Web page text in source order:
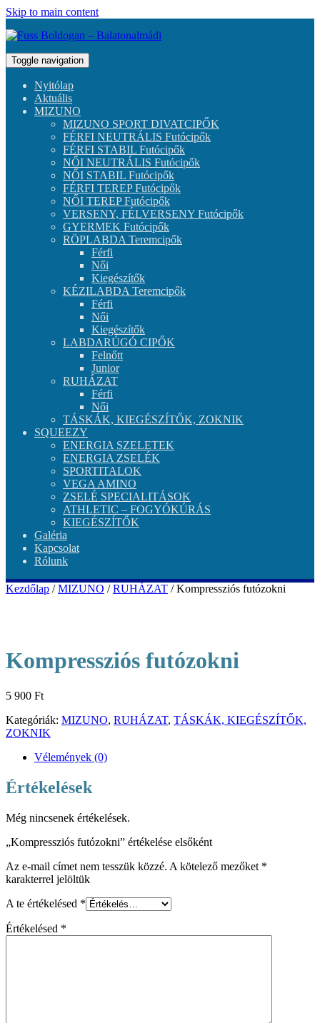
Skip to main content
Toggle navigation
Nyitólap
Aktuális
MIZUNO
MIZUNO SPORT DIVATCIPŐK
FÉRFI NEUTRÁLIS Futócipők
FÉRFI STABIL Futócipők
NŐI NEUTRÁLIS Futócipők
NŐI STABIL Futócipők
FÉRFI TEREP Futócipők
NŐI TEREP Futócipők
VERSENY, FÉLVERSENY Futócipők
GYERMEK Futócipők
RÖPLABDA Teremcipők
Férfi
Női
Kiegészítők
KÉZILABDA Teremcipők
Férfi
Női
Kiegészítők
LABDARÚGÓ CIPŐK
Felnőtt
Junior
RUHÁZAT
Férfi
Női
TÁSKÁK, KIEGÉSZÍTŐK, ZOKNIK
SQUEEZY
ENERGIA SZELETEK
ENERGIA ZSELÉK
SPORTITALOK
VEGA AMINO
ZSELÉ SPECIALITÁSOK
ATHLETIC – FOGYÓKÚRÁS
KIEGÉSZÍTŐK
Galéria
Kapcsolat
Rólunk
Kezdőlap /MIZUNO /RUHÁZAT / Kompressziós futózokni
Kompressziós futózokni
5 900 Ft
Kategóriák: MIZUNO, RUHÁZAT, TÁSKÁK, KIEGÉSZÍTŐK,
ZOKNIK
Vélemények (0)
Értékelések
Még nincsenek értékelések.
„Kompressziós futózokni” értékelése elsőként
Az e-mail címet nem tesszük közzé. A kötelező mezőket *
karakterrel jelöltük
A te értékelésed *
Értékelésed *